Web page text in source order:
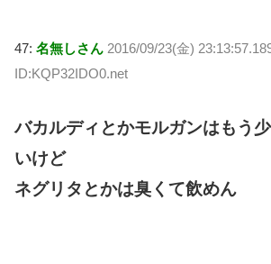
47: 名無しさん 2016/09/23(金)
ID:KQP32IDO0.net
バカルディとかモルガンはもう
いけど
ネグリタとかは臭くて飲めん